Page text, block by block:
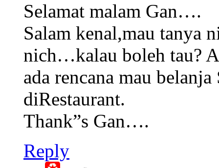
Selamat malam Gan….
Salam kenal,mau tanya
nich…kalau boleh tau?
ada rencana mau
diRestaurant.
Thank”s Gan….
Reply